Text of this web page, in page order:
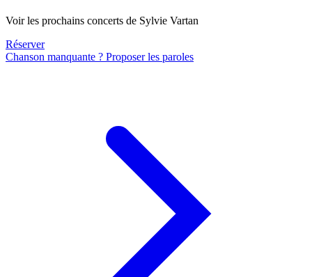
Voir les prochains concerts de Sylvie Vartan
Réserver
Chanson manquante ? Proposer les paroles